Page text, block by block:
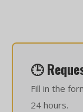
🕒
Fill in the
24 hours.